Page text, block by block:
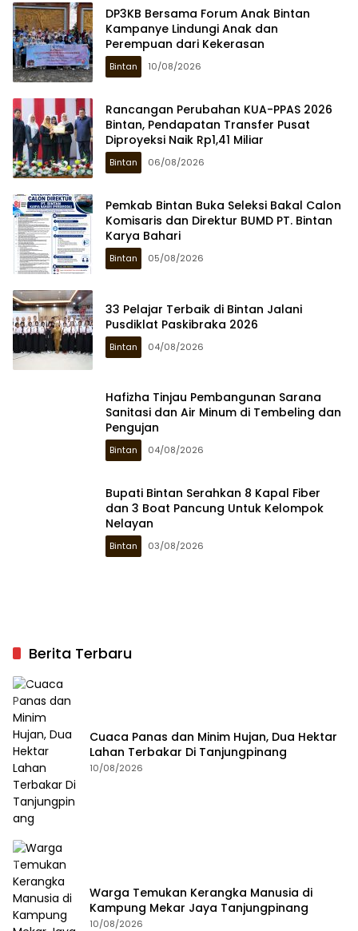
DP3KB Bersama Forum Anak Bintan
Kampanye Lindungi Anak dan
Perempuan dari Kekerasan
Bintan 10/08/2026
Rancangan Perubahan KUA-PPAS 2026
Bintan, Pendapatan Transfer Pusat
Diproyeksi Naik Rp1,41 Miliar
Bintan 06/08/2026
Pemkab Bintan Buka Seleksi Bakal Calon
Komisaris dan Direktur BUMD PT. Bintan
Karya Bahari
Bintan 05/08/2026
33 Pelajar Terbaik di Bintan Jalani
Pusdiklat Paskibraka 2026
Bintan 04/08/2026
Hafizha Tinjau Pembangunan Sarana
Sanitasi dan Air Minum di Tembeling dan
Pengujan
Bintan 04/08/2026
Bupati Bintan Serahkan 8 Kapal Fiber
dan 3 Boat Pancung Untuk Kelompok
Nelayan
Bintan 03/08/2026
Berita Terbaru
Cuaca Panas dan Minim Hujan, Dua Hektar
Lahan Terbakar Di Tanjungpinang
10/08/2026
Warga Temukan Kerangka Manusia di
Kampung Mekar Jaya Tanjungpinang
10/08/2026